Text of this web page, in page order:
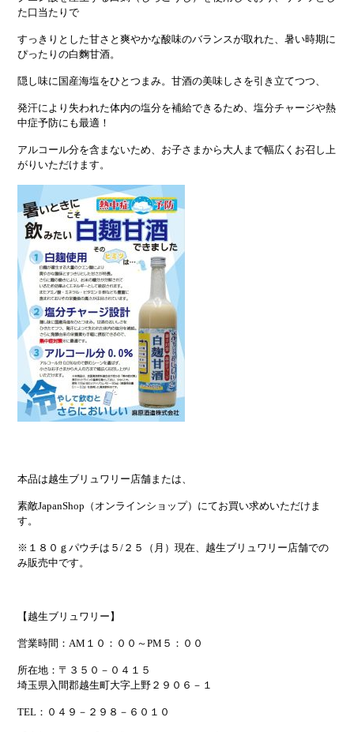
た口当たりで
すっきりとした甘さと爽やかな酸味のバランスが取れた、暑い時期に
ぴったりの白麴甘酒。
隠し味に国産海塩をひとつまみ。甘酒の美味しさを引き立てつつ、
発汗により失われた体内の塩分を補給できるため、塩分チャージや熱
中症予防にも最適！
アルコール分を含まないため、お子さまから大人まで幅広くお召し上
がりいただけます。
本品は越生ブリュワリー店舗または、
素敵JapanShop（オンラインショップ）にてお買い求めいただけま
す。
※１８０ｇパウチは５/２５（月）現在、越生ブリュワリー店舗での
み販売中です。
【越生ブリュワリー】
営業時間：AM１０：００～PM５：００
所在地：〒３５０－０４１５
埼玉県入間郡越生町大字上野２９０６－１
TEL：０４９－２９８－６０１０